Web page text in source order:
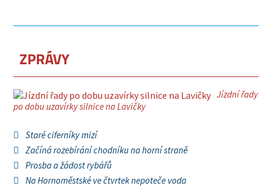
ZPRÁVY
Jízdní řady
po dobu uzavírky silnice na Lavičky
Staré ciferníky mizí
Začíná rozebírání chodníku na horní straně
Prosba a žádost rybářů
Na Hornoměstské ve čtvrtek nepoteče voda